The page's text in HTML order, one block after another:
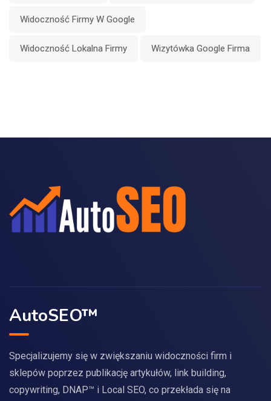
Widoczność Firmy W Google
Widoczność Lokalna Firmy Wizytówka Google Firma
AutoSEO™
Specjalizujemy się w zwiększaniu widoczności firm i
sklepów poprzez publikację artykułów, link building,
copywriting, DNAP™ i Local SEO, co przekłada się na